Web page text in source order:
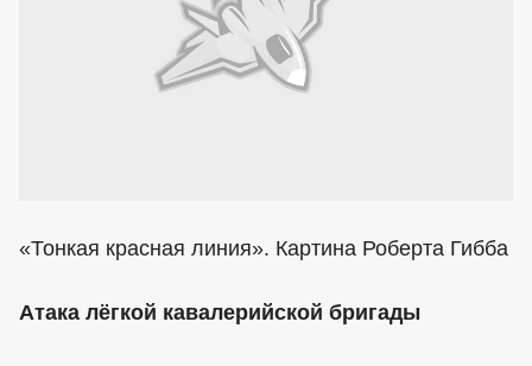
«Тонкая красная линия». Картина Роберта Гибба
Атака лёгкой кавалерийской бригады